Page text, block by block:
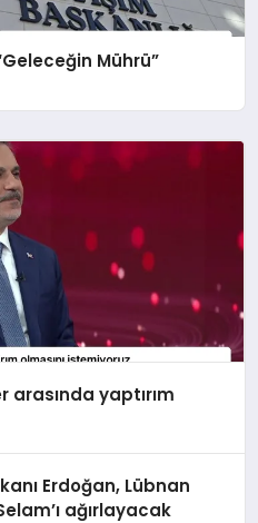
Mührü”
arasında yaptırım
Erdoğan, Lübnan
ağırlayacak